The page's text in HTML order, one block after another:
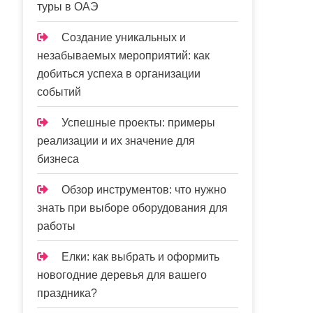
туры в ОАЭ
Создание уникальных и
незабываемых мероприятий: как
добиться успеха в организации
событий
Успешные проекты: примеры
реализации и их значение для
бизнеса
Обзор инструментов: что нужно
знать при выборе оборудования для
работы
Елки: как выбрать и оформить
новогодние деревья для вашего
праздника?